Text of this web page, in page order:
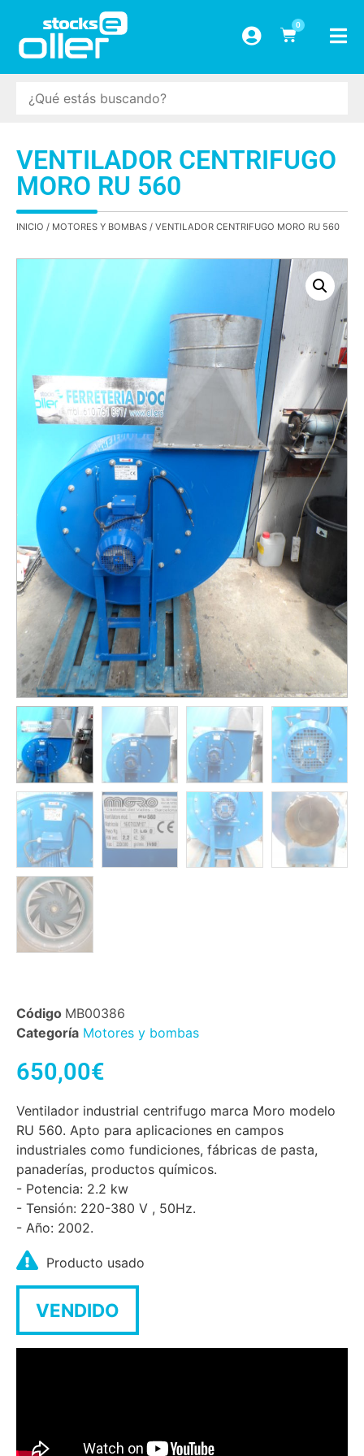
0
VENTILADOR CENTRIFUGO
MORO RU 560
INICIO / MOTORES Y BOMBAS / VENTILADOR CENTRIFUGO MORO RU 560
Código MB00386
Categoría Motores y bombas
650,00€
Ventilador industrial centrifugo marca Moro modelo
RU 560. Apto para aplicaciones en campos
industriales como fundiciones, fábricas de pasta,
panaderías, productos químicos.
- Potencia: 2.2 kw
- Tensión: 220-380 V , 50Hz.
- Año: 2002.
Producto usado
VENDIDO